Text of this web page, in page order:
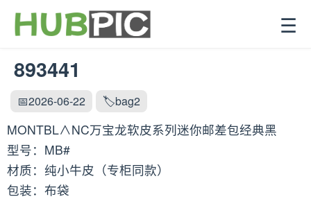
☰
893441
📅2026-06-22 🏷️bag2
MONTBL∧NC万宝龙软皮系列迷你邮差包经典黑
型号：MB#
材质：纯小牛皮（专柜同款）
包装：布袋